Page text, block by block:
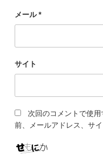
メール*
サイト
次回のコメントで使
前、メールアドレス、サイ